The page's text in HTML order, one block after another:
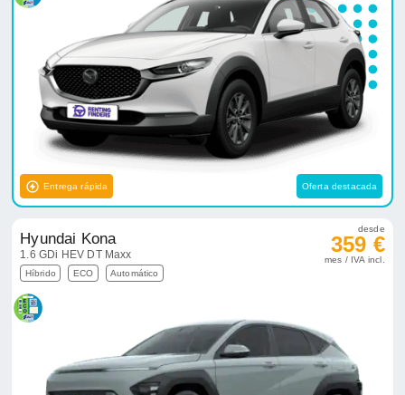
Entrega rápida Oferta destacada
Hyundai Kona
1.6 GDi HEV DT Maxx
Híbrido ECO Automático
desde
359 €
mes / IVA incl.